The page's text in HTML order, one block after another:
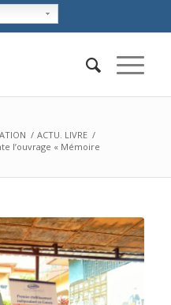
/ ACTU. LIVRE /
l’ouvrage « Mémoire